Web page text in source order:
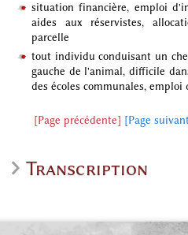
situation financière, emploi
aides aux réservistes,
parcelle
tout individu conduisant un
gauche de l'animal, difficile
des écoles communales,
[Page précédente] [Page
Transcription